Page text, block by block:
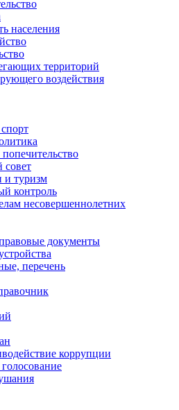
населения
территорий
воздействия
и туризм
контроль
несовершеннолетних
документы
перечень
коррупции